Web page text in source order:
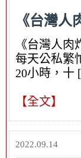
《台灣人
《台灣人肉
每天公私繁
20小時，
【全文】
2022.09.14